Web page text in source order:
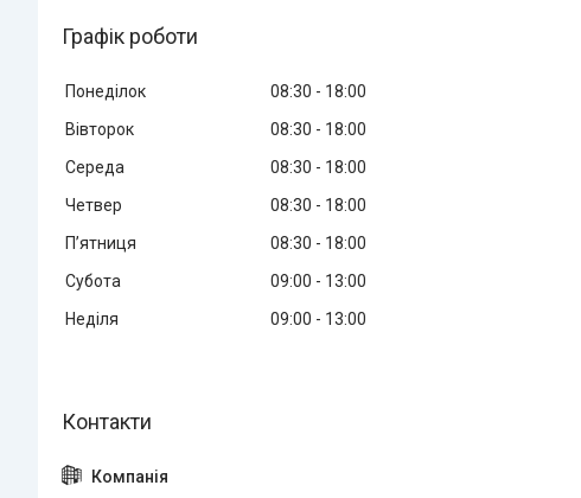
Графік роботи
Понеділок 08:30
18:00
Вівторок
08:30
18:00
Середа
08:30
18:00
Четвер
08:30
18:00
Пʼятниця
08:30
18:00
Субота
09:00
13:00
Неділя
09:00 13:00